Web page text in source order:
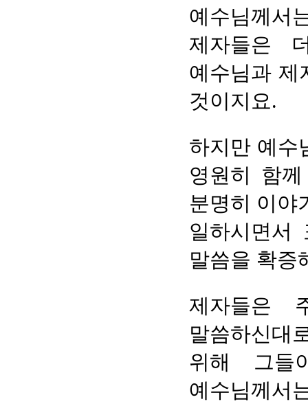
예수님께
제자들은
예수님과 제
것이지요.
하지만 예수
영원히 함
분명히 이야
일하시면서
말씀을 확증
제자들은
말씀하신
위해 그들
예수님께서